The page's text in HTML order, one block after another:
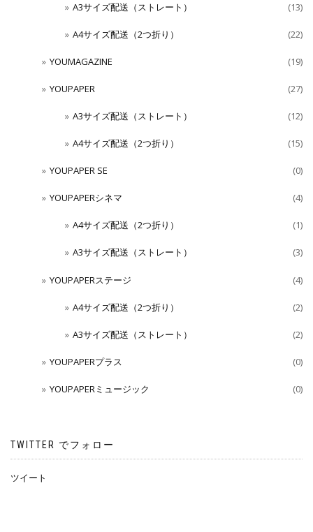
A3サイズ配送（ストレート） (13)
A4サイズ配送（2つ折り） (22)
YOUMAGAZINE (19)
YOUPAPER (27)
A3サイズ配送（ストレート） (12)
A4サイズ配送（2つ折り） (15)
YOUPAPER SE (0)
YOUPAPERシネマ (4)
A4サイズ配送（2つ折り） (1)
A3サイズ配送（ストレート） (3)
YOUPAPERステージ (4)
A4サイズ配送（2つ折り） (2)
A3サイズ配送（ストレート） (2)
YOUPAPERプラス (0)
YOUPAPERミュージック (0)
TWITTER でフォロー
ツイート